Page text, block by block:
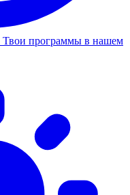
Твои программы в нашем